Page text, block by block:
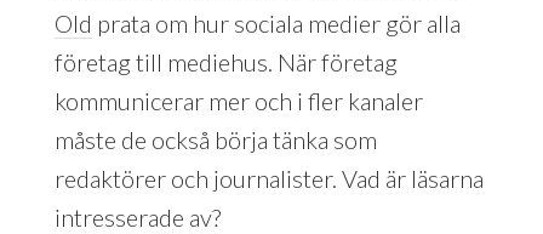
Old prata om hur sociala medier gör alla
företag till mediehus. När företag
kommunicerar mer och i fler kanaler
måste de också börja tänka som
redaktörer och journalister. Vad är läsarna
intresserade av?